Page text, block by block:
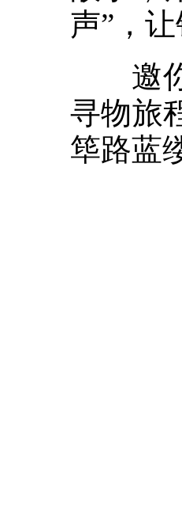
声”，
邀你
寻物旅
筚路蓝